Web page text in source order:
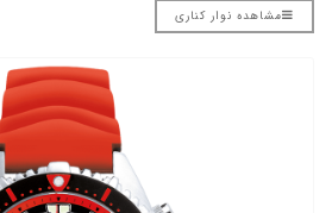
مشاهده نوار کناری